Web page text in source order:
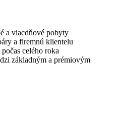
a viacdňové pobyty
a firemnú klientelu
celého roka
základným a prémiovým